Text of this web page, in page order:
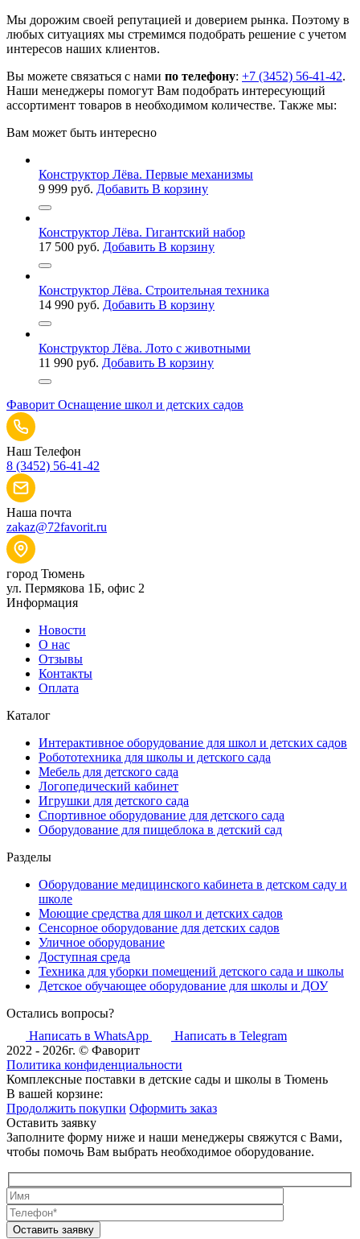
Мы дорожим своей репутацией и доверием рынка. Поэтому в
любых ситуациях мы стремимся подобрать решение с учетом
интересов наших клиентов.
Вы можете связаться с нами по телефону: +7 (3452) 56-41-42.
Наши менеджеры помогут Вам подобрать интересующий
ассортимент товаров в необходимом количестве. Также мы:
Вам может быть интересно
Конструктор Лёва. Первые механизмы
9 999 руб. Добавить В корзину
Конструктор Лёва. Гигантский набор
17 500 руб. Добавить В корзину
Конструктор Лёва. Строительная техника
14 990 руб. Добавить В корзину
Конструктор Лёва. Лото с животными
11 990 руб. Добавить В корзину
Фаворит Оснащение школ и детских садов
Наш Телефон
8 (3452) 56-41-42
Наша почта
zakaz@72favorit.ru
город Тюмень
ул. Пермякова 1Б, офис 2
Информация
Новости
О нас
Отзывы
Контакты
Оплата
Каталог
Интерактивное оборудование для школ и детских садов
Робототехника для школы и детского сада
Мебель для детского сада
Логопедический кабинет
Игрушки для детского сада
Спортивное оборудование для детского сада
Оборудование для пищеблока в детский сад
Разделы
Оборудование медицинского кабинета в детском саду и
школе
Моющие средства для школ и детских садов
Сенсорное оборудование для детских садов
Уличное оборудование
Доступная среда
Техника для уборки помещений детского сада и школы
Детское обучающее оборудование для школы и ДОУ
Остались вопросы?
Написать в WhatsApp
Написать в Telegram
2022 - 2026г. © Фаворит
Политика конфиденциальности
Комплексные поставки в детские сады и школы в Тюмень
В вашей корзине:
Продолжить покупки Оформить заказ
Оставить заявку
Заполните форму ниже и наши менеджеры свяжутся с Вами,
чтобы помочь Вам выбрать необходимое оборудование.
Оставить заявку